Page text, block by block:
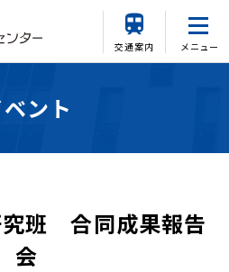
交通案内 メニュー
ント
班 合同成果報告
会